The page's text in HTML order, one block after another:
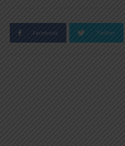
Facebook Twitter